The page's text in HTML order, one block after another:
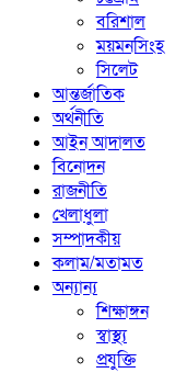
বরিশাল
ময়মনসিংহ
সিলেট
আন্তর্জাতিক
অর্থনীতি
আইন আদালত
বিনোদন
রাজনীতি
খেলাধুলা
সম্পাদকীয়
কলাম/মতামত
অন্যান্য
শিক্ষাঙ্গন
স্বাস্থ্য
প্রযুক্তি